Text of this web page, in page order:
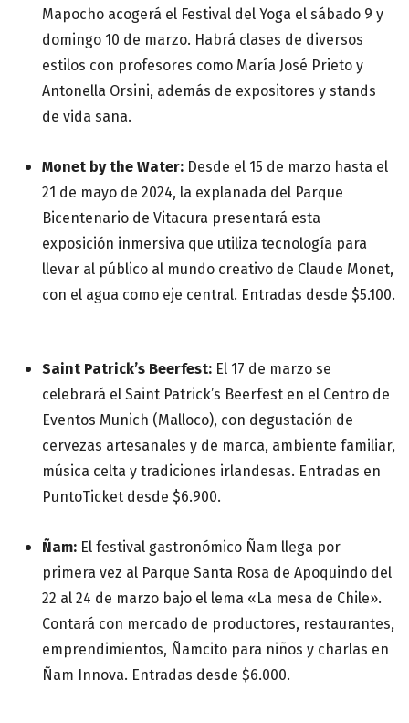
Mapocho acogerá el Festival del Yoga el sábado 9 y
domingo 10 de marzo. Habrá clases de diversos
estilos con profesores como María José Prieto y
Antonella Orsini, además de expositores y stands
de vida sana.
Monet by the Water: Desde el 15 de marzo hasta el
21 de mayo de 2024, la explanada del Parque
Bicentenario de Vitacura presentará esta
exposición inmersiva que utiliza tecnología para
llevar al público al mundo creativo de Claude Monet,
con el agua como eje central. Entradas desde $5.100.
Saint Patrick’s Beerfest: El 17 de marzo se
celebrará el Saint Patrick’s Beerfest en el Centro de
Eventos Munich (Malloco), con degustación de
cervezas artesanales y de marca, ambiente familiar,
música celta y tradiciones irlandesas. Entradas en
PuntoTicket desde $6.900.
Ñam: El festival gastronómico Ñam llega por
primera vez al Parque Santa Rosa de Apoquindo del
22 al 24 de marzo bajo el lema «La mesa de Chile».
Contará con mercado de productores, restaurantes,
emprendimientos, Ñamcito para niños y charlas en
Ñam Innova. Entradas desde $6.000.